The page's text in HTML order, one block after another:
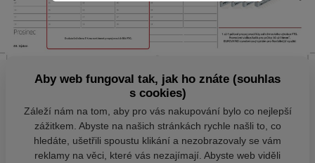
Aby web fungoval tak, jak ho znáte (souhlas
s cookies)
Záleží nám na tom, aby pro vás nakupování bylo co nejlepší
zážitkem. Abyste na našich stránkách rychle našli to, co
hledáte, ušetřili spoustu klikání a nezobrazovaly se vám
reklamy na věci, které vás nezajímají. Abyste web viděli